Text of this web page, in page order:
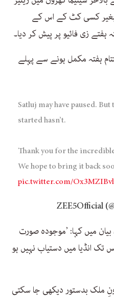
بغیر کسی کٹ کے اس کے
زی فائیو پر پیش کر دیا۔
ہفتہ مکمل ہونے سے پہلے
Satluj may have paused.
started hasn’t.
Thank you for the
We hope to bring it back
pic.twitter.com/
میں کہا: ’موجودہ صورت
تک انڈیا میں دستیاب نہیں ہو
ملک بدستور دیکھی جا سکتی